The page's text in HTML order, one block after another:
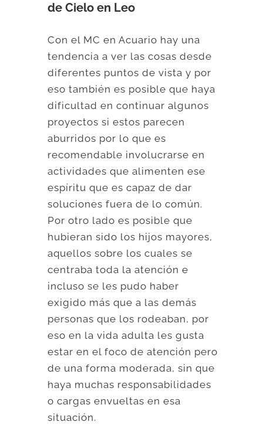
de Cielo en Leo
Con el MC en Acuario hay una
tendencia a ver las cosas desde
diferentes puntos de vista y por
eso también es posible que haya
dificultad en continuar algunos
proyectos si estos parecen
aburridos por lo que es
recomendable involucrarse en
actividades que alimenten ese
espíritu que es capaz de dar
soluciones fuera de lo común.
Por otro lado es posible que
hubieran sido los hijos mayores,
aquellos sobre los cuales se
centraba toda la atención e
incluso se les pudo haber
exigido más que a las demás
personas que los rodeaban, por
eso en la vida adulta les gusta
estar en el foco de atención pero
de una forma moderada, sin que
haya muchas responsabilidades
o cargas envueltas en esa
situación.